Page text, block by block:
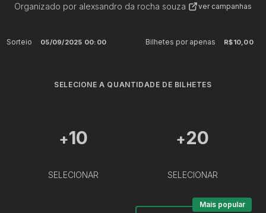
Organizado por alexsandro da rocha souza ver campanhas
Sorteio 05/09/2025 00:00 Bilhetes por apenas R$10,00
SELECIONE A QUANTIDADE DE BILHETES
+10
SELECIONAR
+20
SELECIONAR
Mais popular